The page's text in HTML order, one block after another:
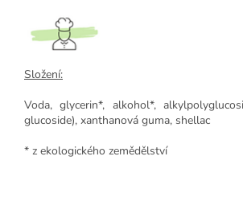
Složení:
Voda,glycerin*, alkohol*,
glucoside), xanthanová guma, shellac
* z ekologického zemědělství